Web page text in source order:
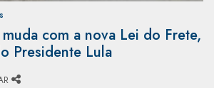
com a nova Lei do Frete,
Presidente Lula